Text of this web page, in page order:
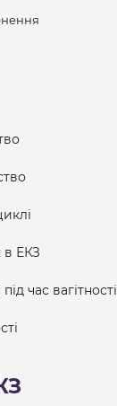
в ЕКЗ
час вагітності